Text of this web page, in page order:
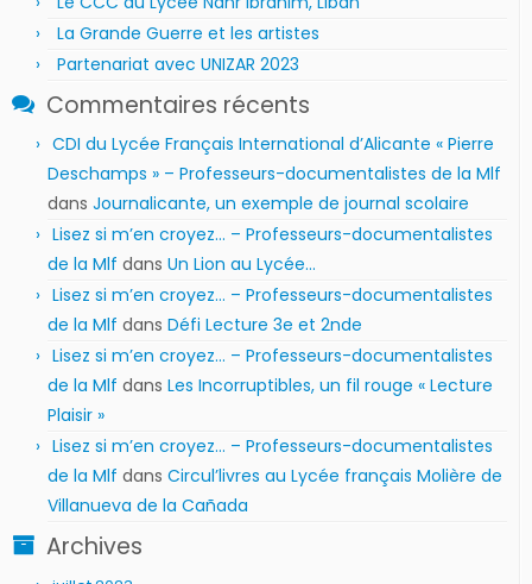
La Grande Guerre et les artistes
Partenariat avec UNIZAR 2023
Commentaires récents
CDI du Lycée Français International d’Alicante « Pierre
Deschamps » – Professeurs-documentalistes de la Mlf
dans Journalicante, un exemple de journal scolaire
Lisez si m’en croyez… – Professeurs-documentalistes
de la Mlf dans Un Lion au Lycée…
Lisez si m’en croyez… – Professeurs-documentalistes
de la Mlf dans Défi Lecture 3e et 2nde
Lisez si m’en croyez… – Professeurs-documentalistes
de la Mlf dans Les Incorruptibles, un fil rouge « Lecture
Plaisir »
Lisez si m’en croyez… – Professeurs-documentalistes
de la Mlf dans Circul’livres au Lycée français Molière de
Villanueva de la Cañada
Archives